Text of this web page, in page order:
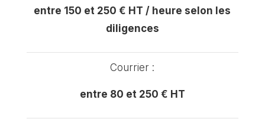
entre 150 et 250 € HT / heure selon les
diligences
Courrier :
entre 80 et 250 € HT